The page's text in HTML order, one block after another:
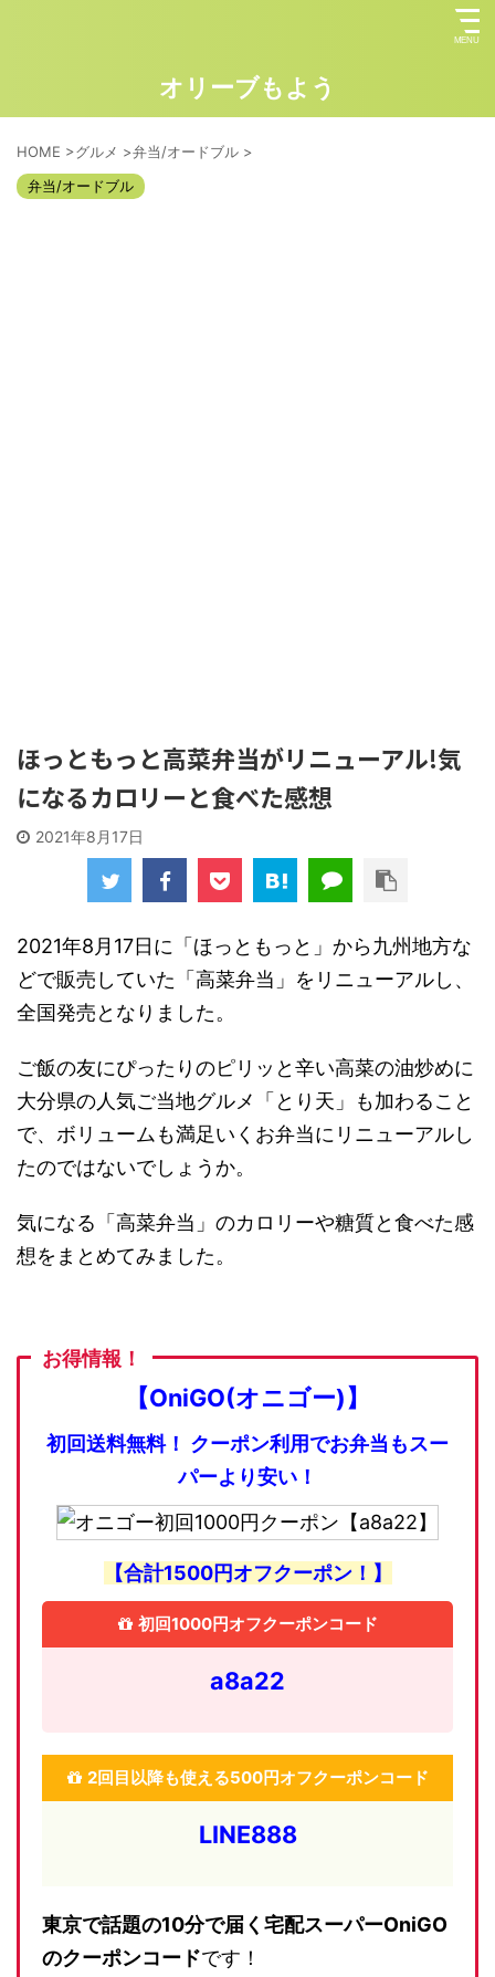
オリーブもよう
HOME >グルメ >弁当/オードブル >
弁当/オードブル
ほっともっと高菜弁当がリニューアル!気
になるカロリーと食べた感想
2021年8月17日
2021年8月17日に「ほっともっと」から九州地方な
どで販売していた「高菜弁当」をリニューアルし、
全国発売となりました。
ご飯の友にぴったりのピリッと辛い高菜の油炒めに
大分県の人気ご当地グルメ「とり天」も加わること
で、ボリュームも満足いくお弁当にリニューアルし
たのではないでしょうか。
気になる「高菜弁当」のカロリーや糖質と食べた感
想をまとめてみました。
お得情報！
【OniGO(オニゴー)】
初回送料無料！ クーポン利用でお弁当もスー
パーより安い！
【合計1500円オフクーポン！】
初回1000円オフクーポンコード
a8a22
2回目以降も使える500円オフクーポンコード
LINE888
東京で話題の10分で届く宅配スーパーOniGO
のクーポンコードです！